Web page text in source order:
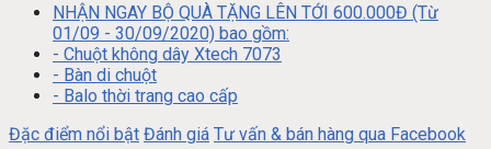
NHẬN NGAY BỘ QUÀ TẶNG LÊN TỚI 600.000Đ (Từ
01/09 - 30/09/2020) bao gồm:
- Chuột không dây Xtech 7073
- Bàn di chuột
- Balo thời trang cao cấp
Đặc điểm nổi bật Đánh giá Tư vấn & bán hàng qua Facebook